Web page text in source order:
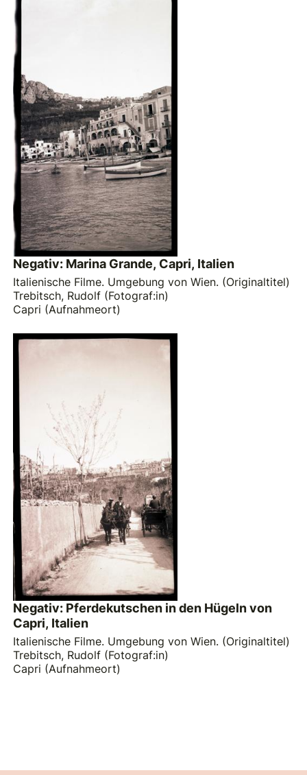
Negativ: Marina Grande, Capri, Italien
Italienische Filme. Umgebung von Wien. (Originaltitel)
Trebitsch, Rudolf (Fotograf:in)
Capri (Aufnahmeort)
Negativ: Pferdekutschen in den Hügeln von
Capri, Italien
Italienische Filme. Umgebung von Wien. (Originaltitel)
Trebitsch, Rudolf (Fotograf:in)
Capri (Aufnahmeort)